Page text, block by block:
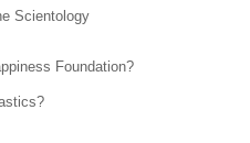
Scientology
Foundation?